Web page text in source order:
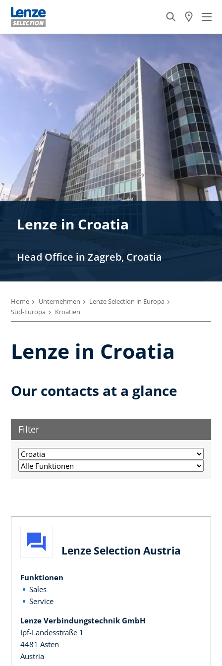
Lenze in Croatia
Head Office in Zagreb, Croatia
Home Unternehmen
Lenze Selection in Europa
Süd-Europa
Kroatien
Lenze in Croatia
Our contacts at a glance
Filter
Lenze Selection Austria
Funktionen
Sales
Service
Lenze Verbindungstechnik GmbH
Ipf-Landesstraße 1
4481 Asten
Austria